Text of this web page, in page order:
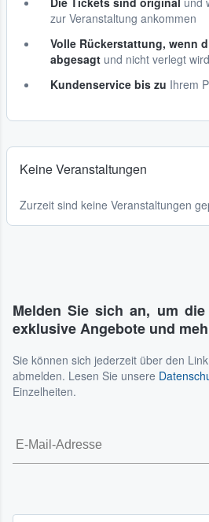
zur Veranstaltung ankommen
Volle Rückerstattung, wenn
abgesagt und nicht verlegt wird
Kundenservice bis zu Ihrem
Keine Veranstaltungen
Zurzeit sind keine Veranstaltungen
Melden Sie sich an, um die
exklusive Angebote und
Sie können sich jederzeit über den
abmelden. Lesen Sie unsere
Einzelheiten.